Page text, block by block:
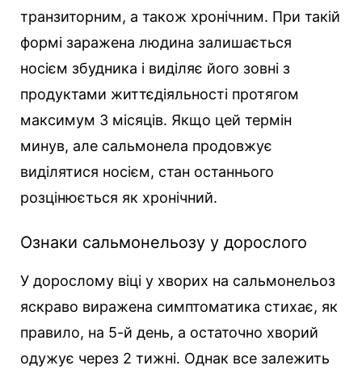
транзиторним, а також хронічним. При такій
формі заражена людина залишається
носієм збудника і виділяє його зовні з
продуктами життєдіяльності протягом
максимум 3 місяців. Якщо цей термін
минув, але сальмонела продовжує
виділятися носієм, стан останнього
розцінюється як хронічний.
Ознаки сальмонельозу у дорослого
У дорослому віці у хворих на сальмонельоз
яскраво виражена симптоматика стихає, як
правило, на 5-й день, а остаточно хворий
одужує через 2 тижні. Однак все залежить